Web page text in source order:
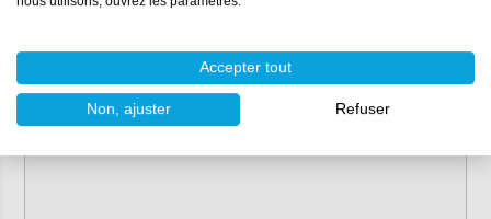
Accepter tout
Non, ajuster Refuser